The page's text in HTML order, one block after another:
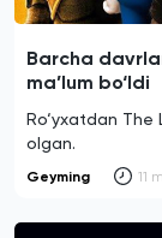
Barcha
ma’lum bo‘ldi
Ro‘yxatdan
olgan.
Geyming 11